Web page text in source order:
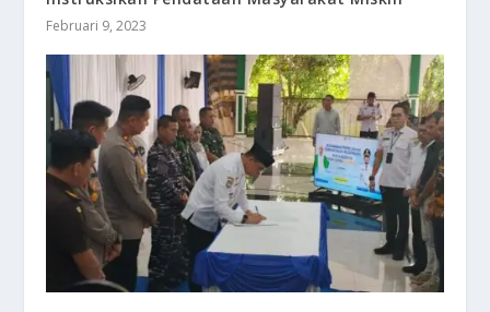
Februari 9, 2023